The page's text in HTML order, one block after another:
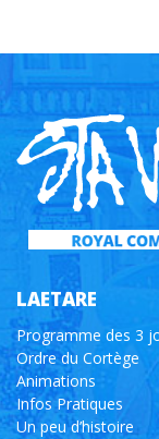
LAETARE
Programme des 3
Ordre du Cortège
Animations
Infos Pratiques
Un peu d’histoire